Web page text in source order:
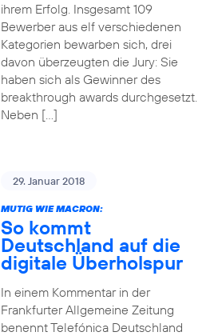
ihrem Erfolg. Insgesamt 109
Bewerber aus elf verschiedenen
Kategorien bewarben sich, drei
davon überzeugten die Jury: Sie
haben sich als Gewinner des
breakthrough awards durchgesetzt.
Neben […]
29. Januar 2018
MUTIG WIE MACRON:
So kommt
Deutschland auf die
digitale Überholspur
In einem Kommentar in der
Frankfurter Allgemeine Zeitung
benennt Telefónica Deutschland